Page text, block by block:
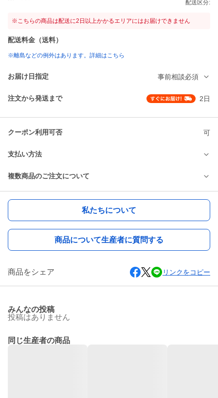
配送区分:
※こちらの商品は配送に2日以上かかるエリアにはお届けできません
配送料金（送料）
※離島などの例外はあります。詳細はこちら
お届け日指定 事前相談必須
注文から発送まで 2日
クーポン利用可否 可
支払い方法
複数商品のご注文について
私たちについて
商品について生産者に質問する
商品をシェア リンクをコピー
みんなの投稿
投稿はありません
同じ生産者の商品